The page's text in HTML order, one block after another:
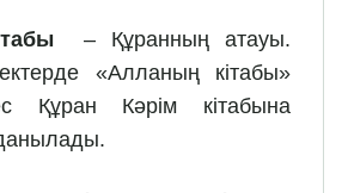
– Құранның атауы.
«Алланың кітабы»
Құран Кәрім кітабына